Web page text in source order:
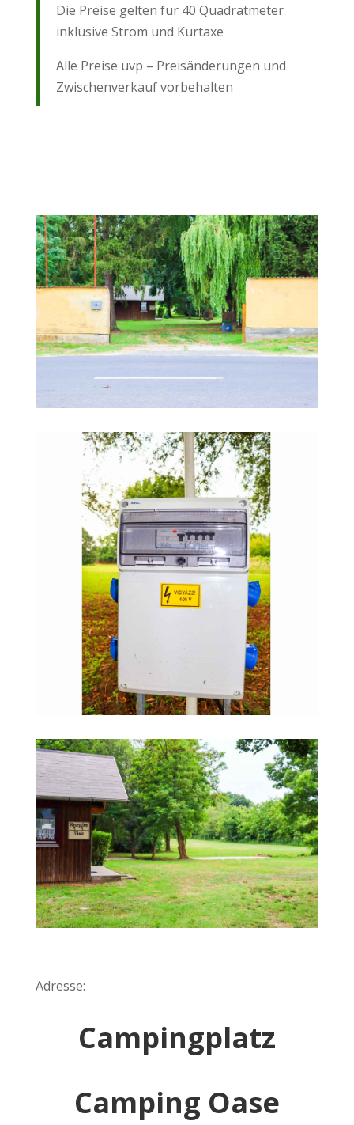
Die Preise gelten für 40 Quadratmeter
inklusive Strom und Kurtaxe
Alle Preise uvp – Preisänderungen und
Zwischenverkauf vorbehalten
Adresse:
Campingplatz
Camping Oase